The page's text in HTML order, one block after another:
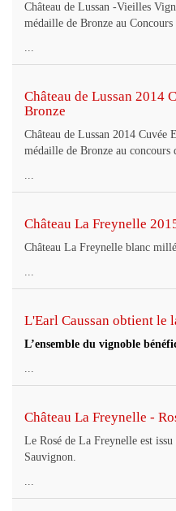
Château de Lussan -Vieilles
médaille de Bronze au Concours
...
Château de Lussan 2014
Bronze
Château de Lussan 2014 Cuvée
médaille de Bronze au concours
...
Château La Freynelle
Château La Freynelle blanc
...
L'Earl Caussan obtient le
L’ensemble du vignoble
...
Château La Freynelle -
Le Rosé de La Freynelle est
Sauvignon.
...